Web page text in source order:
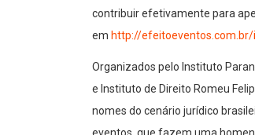
contribuir efetivamente para
em http://efeitoeventos.com.br/
Organizados pelo Instituto
e Instituto de Direito Romeu
nomes do cenário jurídico